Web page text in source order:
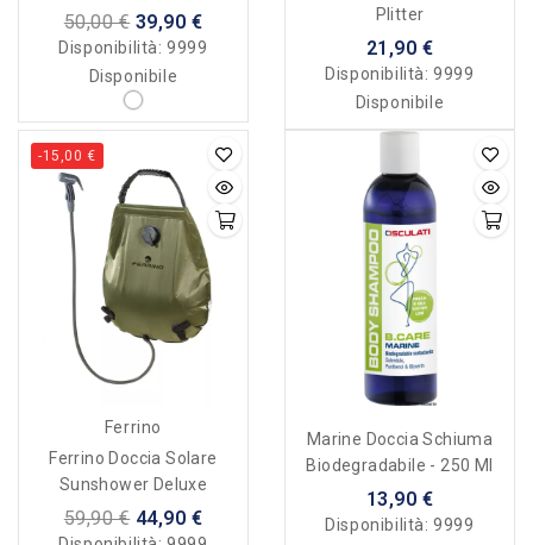
50,00 € 39,90 €
Disponibilità:9999
Disponibile
Plitter
21,90 €
Disponibilità:9999
Disponibile
-15,00 €
Ferrino
Ferrino Doccia Solare
Sunshower Deluxe
59,90 € 44,90 €
Marine Doccia Schiuma
Biodegradabile - 250 Ml
13,90 €
Disponibilità:9999